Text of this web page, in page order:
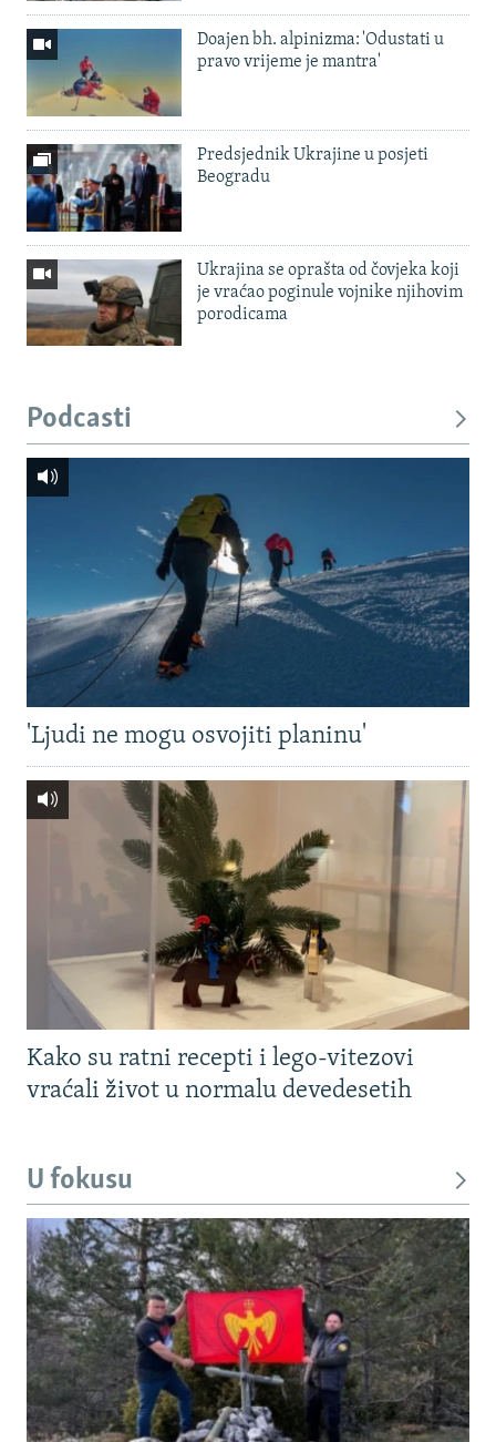
Doajen bh. alpinizma: 'Odustati u
pravo vrijeme je mantra'
Predsjednik Ukrajine u posjeti
Beogradu
Ukrajina se oprašta od čovjeka koji
je vraćao poginule vojnike njihovim
porodicama
Podcasti
'Ljudi ne mogu osvojiti planinu'
Kako su ratni recepti i lego-vitezovi
vraćali život u normalu devedesetih
U fokusu